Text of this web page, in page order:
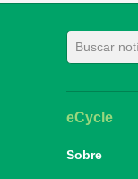
eCycle
Sobre